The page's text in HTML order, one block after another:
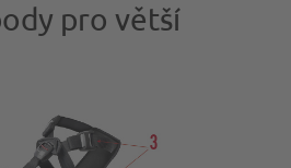
pro větší